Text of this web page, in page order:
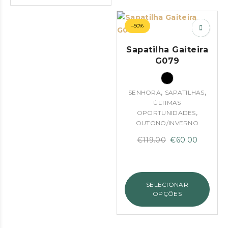
–50%
Sapatilha Gaiteira
G079
SENHORA, SAPATILHAS,
ÚLTIMAS
OPORTUNIDADES,
OUTONO/INVERNO
€119.00 O
€119.00.
€60.00
é:
€60.00.
SELECIONAR
OPÇÕES